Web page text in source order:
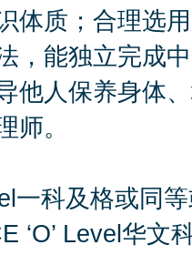
体质；合理选
，能独立完成
他人保养身体
师。
一科及格或同
‘O’ Level华文